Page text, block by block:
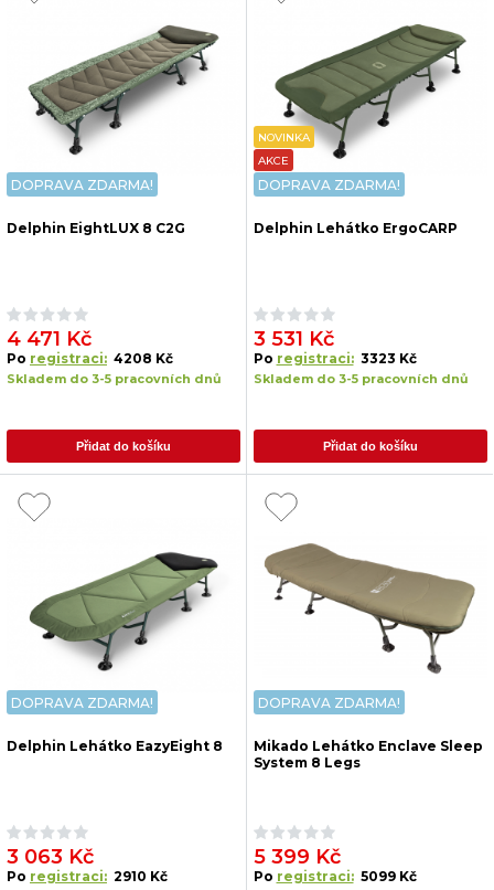
DOPRAVA ZDARMA!
Delphin EightLUX 8 C2G
4 471 Kč
Po registraci: 4208 Kč
Skladem do 3-5 pracovních dnů
Přidat do košíku
NOVINKA
AKCE
DOPRAVA ZDARMA!
Delphin Lehátko ErgoCARP
3 531 Kč
Po registraci: 3323 Kč
Skladem do 3-5 pracovních dnů
Přidat do košíku
DOPRAVA ZDARMA!
Delphin Lehátko EazyEight 8
3 063 Kč
Po registraci: 2910 Kč
DOPRAVA ZDARMA!
Mikado Lehátko Enclave Sleep
System 8 Legs
5 399 Kč
Po registraci: 5099 Kč